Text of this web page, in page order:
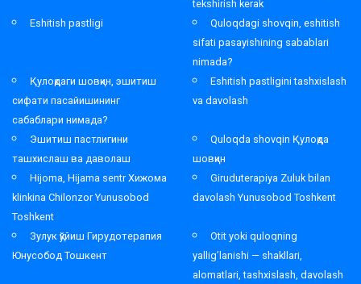
tekshirish kerak
Eshitish pastligi
Quloqdagi shovqin, eshitish
sifati pasayishining sabablari
nimada?
Қулоқдаги шовқин, эшитиш
сифати пасайишининг
сабаблари нимада?
Eshitish pastligini tashxislash
va davolash
Эшитиш пастлигини
ташхислаш ва даволаш
Quloqda shovqin Қулоқда
шовқин
Hijoma, Hijama sentr Хижома
klinkina Chilonzor Yunusobod
Toshkent
Giruduterapiya Zuluk bilan
davolash Yunusobod Toshkent
Зулук қўйиш Гирудотерапия
Юнусобод Тошкент
Otit yoki quloqning
yallig’lanishi — shakllari,
alomatlari, tashxislash, davolash